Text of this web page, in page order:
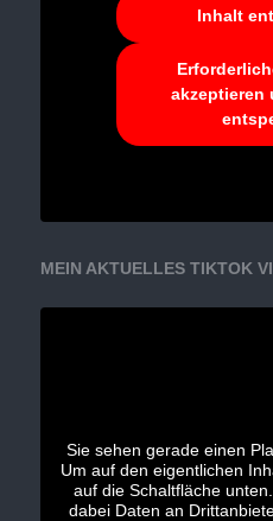
Inhalt
akzeptieren
MEIN AKTUELLES TIKTOK
Sie sehen gerade einen
Um auf den eigentlichen
auf die Schaltfläche
dabei Daten an